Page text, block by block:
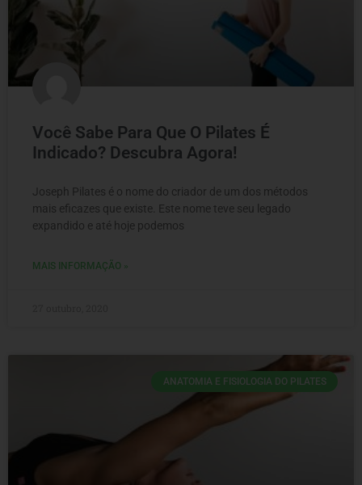
Você Sabe Para Que O Pilates É
Indicado? Descubra Agora!
Joseph Pilates é o nome do criador de um dos métodos
mais eficazes que existe. Este nome teve seu legado
expandido e até hoje podemos
MAIS INFORMAÇÃO »
ANATOMIA E FISIOLOGIA DO PILATES